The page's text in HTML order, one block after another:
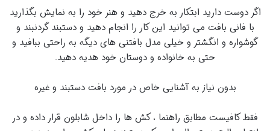
اگر دوست دارید ابتکار به خرج دهید و هنر خود را به نمایش بگذارید
با فانی بافت می توانید این کار را انجام دهید و دستبند گردنبند و
گوشواره و انگشتر و خیلی مدل بافتنی های دیگه به راحتی ببافید و
حتی به خانواده و دوستان خود هدیه دهید.
بدون نیاز به آشنایی خاص در مورد بافت دستبند و غیره
فقط کافیست مطابق راهنما ، کش ها را داخل شابلون قرار داده و در